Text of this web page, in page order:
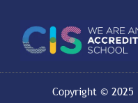
Copyright © 2025